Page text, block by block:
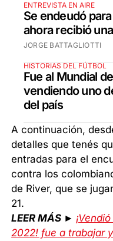
ENTREVISTA EN AIRE
Se endeudó
ahora recibió
JORGE BATTAGLIOTTI
HISTORIAS DEL FÚTBOL
Fue al Mundial
vendiendo uno
del país
A continuación,
detalles que tenés
entradas para el
contra los
de River, que se
21.
LEER MÁS ►
2022! fue a trabajar